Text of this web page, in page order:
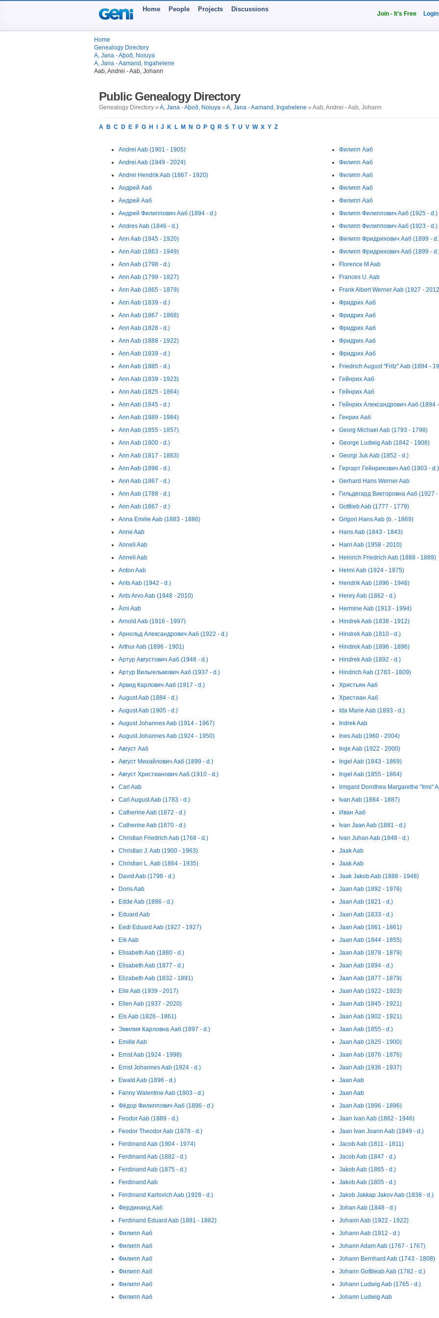
Join - It's Free Login
Home People Projects Discussions
Home
Genealogy Directory
A, Jana - Aþoð, Noiuya
A, Jana - Aamand, Ingahelene
Aab, Andrei - Aab, Johann
Public Genealogy Directory
Genealogy Directory » A, Jana - Aþoð, Noiuya » A, Jana - Aamand, Ingahelene » Aab, Andrei - Aab, Johann
A B C D E F G H J K L M N O P Q R S T U V W X Y Z
Andrei Aab (1901 - 1905)
Andrei Aab (1949 - 2024)
Andrei Hendrik Aab (1867 - 1920)
Андрей Ааб
Андрей Ааб
Андрей Филиппович Ааб (1894 - d.)
Andres Aab (1846 - d.)
Ann Aab (1845 - 1920)
Ann Aab (1863 - 1949)
Ann Aab (1798 - d.)
Ann Aab (1799 - 1827)
Ann Aab (1865 - 1879)
Ann Aab (1839 - d.)
Ann Aab (1867 - 1868)
Ann Aab (1828 - d.)
Ann Aab (1888 - 1922)
Ann Aab (1839 - d.)
Ann Aab (1885 - d.)
Ann Aab (1839 - 1923)
Ann Aab (1825 - 1864)
Ann Aab (1845 - d.)
Ann Aab (1889 - 1984)
Ann Aab (1855 - 1857)
Ann Aab (1800 - d.)
Ann Aab (1817 - 1883)
Ann Aab (1898 - d.)
Ann Aab (1867 - d.)
Ann Aab (1788 - d.)
Ann Aab (1867 - d.)
Anna Emilie Aab (1883 - 1886)
Anne Aab
Anneli Aab
Anneli Aab
Anton Aab
Ants Aab (1942 - d.)
Ants Arvo Aab (1948 - 2010)
Ärni Aab
Arnold Aab (1916 - 1997)
Арнольд Александрович Ааб (1922 - d.)
Arthur Aab (1896 - 1901)
Артур Августович Ааб (1948 - d.)
Артур Вильгельмович Ааб (1937 - d.)
Арвид Карлович Ааб (1917 - d.)
August Aab (1884 - d.)
August Aab (1905 - d.)
August Johannes Aab (1914 - 1967)
August Johannes Aab (1924 - 1950)
Август Ааб
Август Михайлович Ааб (1899 - d.)
Август Христианович Ааб (1910 - d.)
Carl Aab
Carl August Aab (1783 - d.)
Catherine Aab (1872 - d.)
Catherine Aab (1870 - d.)
Christian Friedrich Aab (1768 - d.)
Christian J. Aab (1900 - 1963)
Christian L. Aab (1864 - 1935)
David Aab (1798 - d.)
Doris Aab
Edde Aab (1886 - d.)
Eduard Aab
Eedi Eduard Aab (1927 - 1927)
Eik Aab
Elisabeth Aab (1880 - d.)
Elisabeth Aab (1877 - d.)
Elizabeth Aab (1832 - 1891)
Elle Aab (1939 - 2017)
Ellen Aab (1937 - 2020)
Els Aab (1826 - 1861)
Эмилия Карловна Ааб (1897 - d.)
Emille Aab
Ernst Aab (1924 - 1998)
Ernst Johannes Aab (1924 - d.)
Ewald Aab (1896 - d.)
Fanny Walentine Aab (1903 - d.)
Фёдор Филиппович Ааб (1896 - d.)
Feodor Aab (1889 - d.)
Feodor Theodor Aab (1878 - d.)
Ferdinand Aab (1904 - 1974)
Ferdinand Aab (1882 - d.)
Ferdinand Aab (1875 - d.)
Ferdinand Aab
Ferdinand Karlovich Aab (1928 - d.)
Фердинанд Ааб
Ferdinand Eduard Aab (1881 - 1882)
Филипп Ааб
Филипп Ааб
Филипп Ааб
Филипп Ааб
Филипп Ааб
Филипп Ааб
Филипп Ааб
Филипп Ааб
Филипп Ааб
Филипп Ааб
Филипп Ааб
Филипп Филиппович Ааб (1925 - d.)
Филипп Филиппович Ааб (1923 - d.)
Филипп Фридрихович Ааб (1899 -
Филипп Фридрихович Ааб (1899 -
Florence M Aab
Frances U. Aab
Frank Albert Werner Aab (1927 -
Фридрих Ааб
Фридрих Ааб
Фридрих Ааб
Фридрих Ааб
Фридрих Ааб
Friedrich August ''Fritz'' Aab (1894 -
Гейнрих Ааб
Гейнрих Ааб
Гейнрих Александрович Ааб (1894
Генрих Ааб
Georg Michael Aab (1793 - 1798)
George Ludwig Aab (1842 - 1908)
Georgi Juk Aab (1852 - d.)
Гергарт Гейнрихович Ааб (1903 - d.)
Gerhard Hans Werner Aab
Гильдегард Викторовна Ааб (1927
Gottlieb Aab (1777 - 1779)
Grigori Hans Aab (b. - 1869)
Hans Aab (1843 - 1843)
Harri Aab (1958 - 2010)
Heinrich Friedrich Aab (1888 - 1889)
Helmi Aab (1924 - 1975)
Hendrik Aab (1896 - 1946)
Henry Aab (1862 - d.)
Hermine Aab (1913 - 1994)
Hindrek Aab (1838 - 1912)
Hindrek Aab (1810 - d.)
Hindrek Aab (1896 - 1896)
Hindrek Aab (1892 - d.)
Hindrich Aab (1783 - 1809)
Христьян Ааб
Христиан Ааб
Ida Marie Aab (1893 - d.)
Indrek Aab
Ines Aab (1960 - 2004)
Inge Aab (1922 - 2000)
Ingel Aab (1843 - 1869)
Ingel Aab (1855 - 1864)
Irmgard Dorothea Margarethe "Irmi"
Ivan Aab (1884 - 1887)
Иван Ааб
Ivan Jaan Aab (1881 - d.)
Ivan Juhan Aab (1848 - d.)
Jaak Aab
Jaak Aab
Jaak Jakob Aab (1888 - 1948)
Jaan Aab (1892 - 1976)
Jaan Aab (1821 - d.)
Jaan Aab (1833 - d.)
Jaan Aab (1861 - 1861)
Jaan Aab (1844 - 1855)
Jaan Aab (1878 - 1879)
Jaan Aab (1894 - d.)
Jaan Aab (1877 - 1879)
Jaan Aab (1922 - 1923)
Jaan Aab (1845 - 1921)
Jaan Aab (1902 - 1921)
Jaan Aab (1855 - d.)
Jaan Aab (1825 - 1900)
Jaan Aab (1876 - 1876)
Jaan Aab (1936 - 1937)
Jaan Aab
Jaan Aab
Jaan Aab (1896 - 1896)
Jaan Ivan Aab (1862 - 1946)
Jaan Ivan Joann Aab (1849 - d.)
Jacob Aab (1811 - 1811)
Jacob Aab (1847 - d.)
Jakob Aab (1865 - d.)
Jakob Aab (1805 - d.)
Jakob Jakkap Jakov Aab (1838 - d.)
Johan Aab (1848 - d.)
Johann Aab (1922 - 1922)
Johann Aab (1912 - d.)
Johann Adam Aab (1767 - 1767)
Johann Bernhard Aab (1743 - 1808)
Johann Gottlieab Aab (1782 - d.)
Johann Ludwig Aab (1765 - d.)
Johann Ludwig Aab